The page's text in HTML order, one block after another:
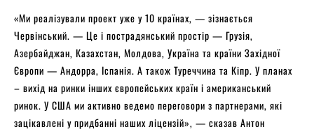
«Ми реалізували проект уже у 10 країнах, — зізнається
Червінський. — Це і пострадянський простір — Грузія,
Азербайджан, Казахстан, Молдова, Україна та країни Західної
Європи — Андорра, Іспанія. А також Туреччина та Кіпр. У планах
– вихід на ринки інших європейських країн і американський
ринок. У США ми активно ведемо переговори з партнерами, які
зацікавлені у придбанні наших ліцензій», — сказав Антон